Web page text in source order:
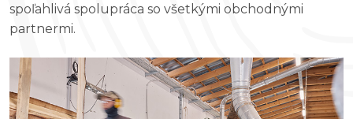
spoľahlivá spolupráca so všetkými obchodnými
partnermi.